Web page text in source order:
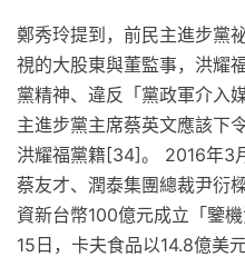
鄭秀玲提到，前民主進步黨
視的大股東與董監事，洪耀
黨精神、違反「黨政軍介入
主進步黨主席蔡英文應該下
洪耀福黨籍[34]。 2016年3
蔡友才、潤泰集團總裁尹衍
資新台幣100億元成立「鑒
15日，卡夫食品以14.8億美